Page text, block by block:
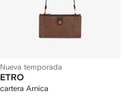
Nueva temporada
ETRO
cartera Arnica